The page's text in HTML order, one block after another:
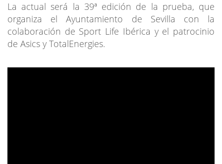
La actual será la 39ª edición de la prueba, que
organiza el Ayuntamiento de Sevilla con la
colaboración de Sport Life Ibérica y el patrocinio
de Asics y TotalEnergies.